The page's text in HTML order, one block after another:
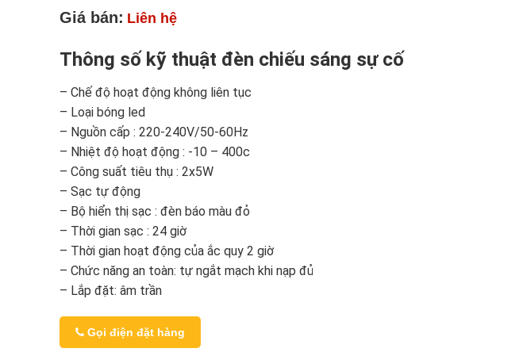
Giá bán: Liên hệ
Thông số kỹ thuật đèn chiếu sáng sự cố
– Chế độ hoạt động không liên tục
– Loại bóng led
– Nguồn cấp : 220-240V/50-60Hz
– Nhiệt độ hoạt động : -10 – 400c
– Công suất tiêu thụ : 2x5W
– Sạc tự động
– Bộ hiển thị sạc : đèn báo màu đỏ
– Thời gian sạc : 24 giờ
– Thời gian hoạt động của ắc quy 2 giờ
– Chức năng an toàn: tự ngắt mạch khi nạp đủ
– Lắp đặt: âm trần
Gọi điện đặt hàng